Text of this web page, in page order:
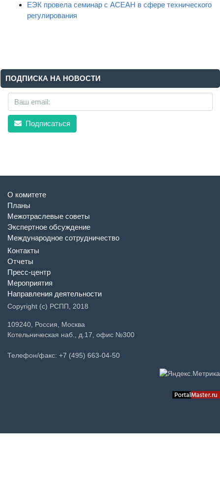
ЕЭК провела семинар с АСЕАН в сфере технического
регулирования
ПОДПИСКА НА НОВОСТИ
Подписаться
О комитете
Планы
Межотраслевые советы
Экспертное обсуждение
Международное сотрудничество
Контакты
Отчеты
Пресс-центр
Мероприятия
Направления деятельности
Copyright (c) РСПП, 2018
109240, Россия, Москва
Котельническая наб., д.17, офис №300
Телефон/факс: +7 (495) 663-04-50